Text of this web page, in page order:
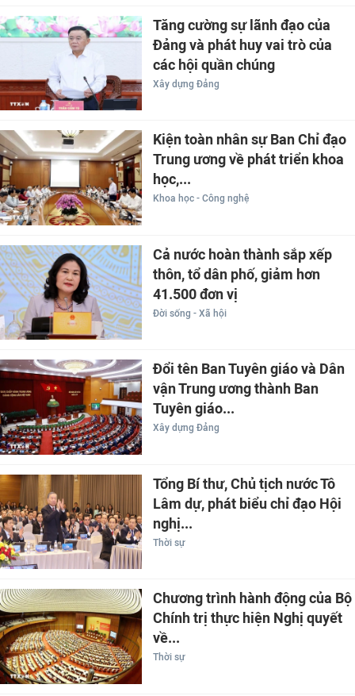
Tăng cường sự lãnh đạo của
Đảng và phát huy vai trò của
các hội quần chúng
Xây dựng Đảng
Kiện toàn nhân sự Ban Chỉ đạo
Trung ương về phát triển khoa
học,...
Khoa học - Công nghệ
Cả nước hoàn thành sắp xếp
thôn, tổ dân phố, giảm hơn
41.500 đơn vị
Đời sống - Xã hội
Đổi tên Ban Tuyên giáo và Dân
vận Trung ương thành Ban
Tuyên giáo...
Xây dựng Đảng
Tổng Bí thư, Chủ tịch nước Tô
Lâm dự, phát biểu chỉ đạo Hội
nghị...
Thời sự
Chương trình hành động của Bộ
Chính trị thực hiện Nghị quyết
về...
Thời sự